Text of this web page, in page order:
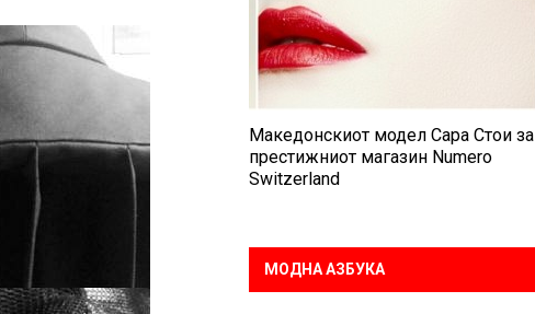
Македонскиот модел Сара Стои за
престижниот магазин Numero
Switzerland
МОДНА АЗБУКА